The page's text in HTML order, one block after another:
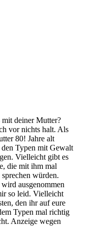
mit deiner Mutter?
vor nichts halt. Als
80! Jahre alt
Typen mit Gewalt
Vielleicht gibt es
die mit ihm mal
würden.
ausgenommen
so leid. Vielleicht
den ihr auf eure
Typen mal richtig
Anzeige wegen